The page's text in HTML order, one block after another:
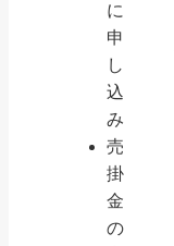
に
申
し
込
み
売
掛
金
の